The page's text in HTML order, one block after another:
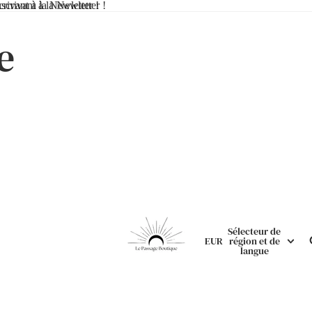
à la Newletter !
à la Newletter !
EUR
Sélecteur de
région et de
langue